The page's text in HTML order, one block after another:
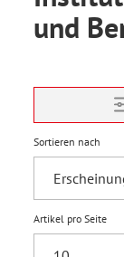
und
Sortieren nach
Artikel pro Seite